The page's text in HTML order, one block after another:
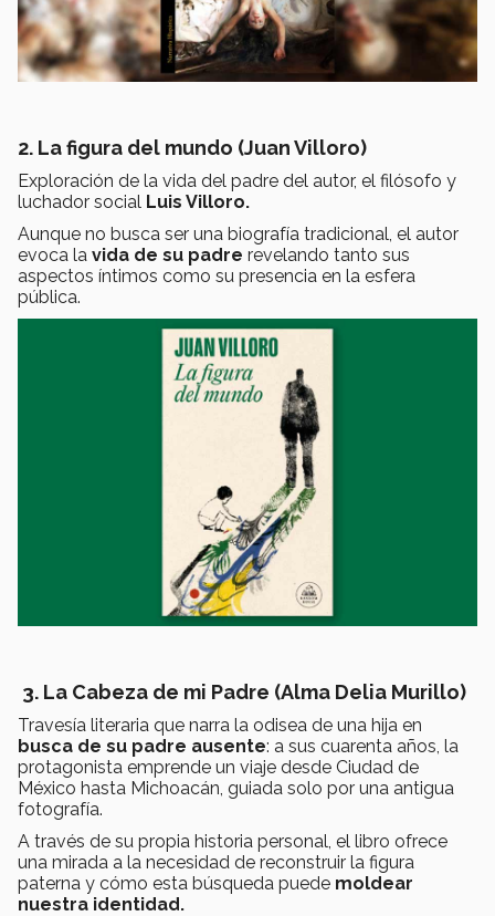
2. La figura del mundo (Juan Villoro)
Exploración de la vida del padre del autor, el filósofo y
luchador social Luis Villoro.
Aunque no busca ser una biografía tradicional, el autor
evoca la vida de su padre revelando tanto sus
aspectos íntimos como su presencia en la esfera
pública.
3. La Cabeza de mi Padre (Alma Delia Murillo)
Travesía literaria que narra la odisea de una hija en
busca de su padre ausente: a sus cuarenta años, la
protagonista emprende un viaje desde Ciudad de
México hasta Michoacán, guiada solo por una antigua
fotografía.
A través de su propia historia personal, el libro ofrece
una mirada a la necesidad de reconstruir la figura
paterna y cómo esta búsqueda puede moldear
nuestra identidad.